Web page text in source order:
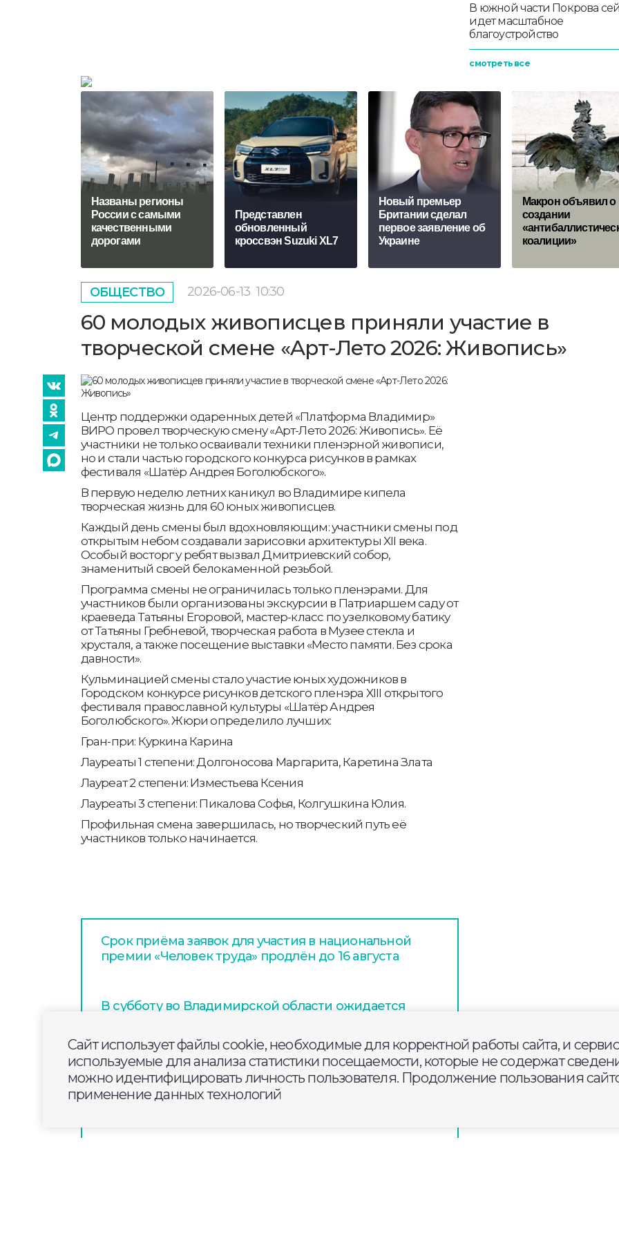
В южной части Покрова
идет масштабное
благоустройство
смотреть все
Названы регионы
России с самыми
качественными
дорогами
Представлен
обновленный
кроссвэн Suzuki XL7
Новый премьер
Британии сделал
первое заявление об
Украине
Макрон объявил о
создании
коалиции»
ОБЩЕСТВО 2026-06-13 10:30
60 молодых живописцев приняли участие в
творческой смене «Aрт-Лето 2026: Живопись»
Центр поддержки одаренных детей «Платформа Владимир»
ВИРО провел творческую смену «Aрт-Лето 2026: Живопись». Её
участники не только осваивали техники пленэрной живописи,
но и стали частью городского конкурса рисунков в рамках
фестиваля «Шатёр Андрея Боголюбского».
В первую неделю летних каникул во Владимире кипела
творческая жизнь для 60 юных живописцев.
Каждый день смены был вдохновляющим: участники смены под
открытым небом создавали зарисовки архитектуры XII века.
Особый восторг у ребят вызвал Дмитриевский собор,
знаменитый своей белокаменной резьбой.
Программа смены не ограничилась только пленэрами. Для
участников были организованы экскурсии в Патриаршем саду от
краеведа Татьяны Егоровой, мастер-класс по узелковому батику
от Татьяны Гребневой, творческая работа в Музее стекла и
хрусталя, а также посещение выставки «Место памяти. Без срока
давности».
Кульминацией смены стало участие юных художников в
Городском конкурсе рисунков детского пленэра XIII открытого
фестиваля православной культуры «Шатёр Андрея
Боголюбского». Жюри определило лучших:
Гран-при: Куркина Карина
Лауреаты 1 степени: Долгоносова Маргарита, Каретина Злата
Лауреат 2 степени: Изместьева Ксения
Лауреаты 3 степени: Пикалова Софья, Колгушкина Юлия.
Профильная смена завершилась, но творческий путь её
участников только начинается.
Срок приёма заявок для участия в национальной
премии «Человек труда» продлён до 16 августа
В субботу во Владимирской области ожидается
Предпринимателей Владимирской области
приглашают на межрегиональный форум «Дни
ритейла в Нижнем Новгороде»
Сайт использует файлы cookie, необходимые для корректной работы сайта, и
используемые для анализа статистики посещаемости, которые не содержат
можно идентифицировать личность пользователя. Продолжение пользования
применение данных технологий